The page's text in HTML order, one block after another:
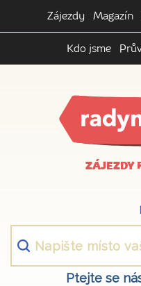
Zájezdy Magazín
Kdo jsme
ZÁJEZDY
Ptejte se